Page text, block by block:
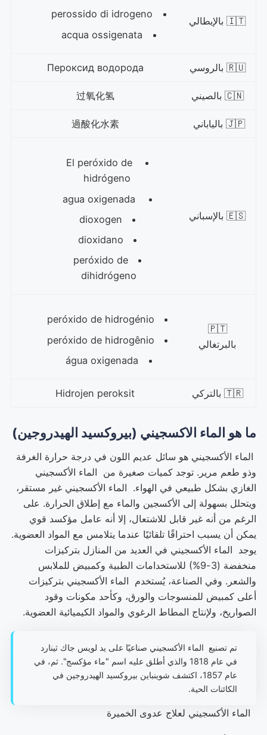
🇮🇹 بالإيطالي
perossido di idrogeno
acqua ossigenata
🇷🇺 بالروسي
🇨🇳 بالصيني 过氧化氢
🇯🇵 بالياباني 過酸化水素
🇪🇸 بالإسباني
El peróxido de
hidrógeno
dioxogen
dioxidano
peróxido de
dihidrógeno
🇵🇹
بالبرتغالي
peróxido de hidrogénio
peróxido de hidrogênio
água oxigenada
🇹🇷 بالتركي
ما هو الماء الاكسجيني (بيروكسيد الهيدروجين)
الماء الأكسجيني هو سائل عديم اللون في درجة حرارة الغرفة
وذو طعم مرير. توجد كميات صغيرة من الماء الأكسجيني
الغازي بشكل طبيعي في الهواء. الماء الأكسجيني غير مستقر،
ويتحلل بسهولة إلى الأكسجين والماء مع إطلاق الحرارة. على
الرغم من أنه غير قابل للاشتعال، إلا أنه عامل مؤكسد قوي
يمكن أن يسبب احتراقًا تلقائيًا عندما يتلامس مع المواد العضوية.
يوجد الماء الأكسجيني في العديد من المنازل بتركيزات
منخفضة (3-9%) للاستخدامات الطبية وكمبيض للملابس
والشعر. وفي الصناعة، يُستخدم الماء الأكسجيني بتركيزات
أعلى كمبيض للمنسوجات والورق، وكأحد مكونات وقود
الصواريخ، ولإنتاج المطاط الرغوي والمواد الكيميائية العضوية.
تم تصنيع الماء الأكسجيني صناعيًا على يد لويس جاك ثينارد
في عام 1818 والذي أطلق عليه اسم "ماء مؤكسج". ثم، في
عام 1857، اكتشف شوينباين بيروكسيد الهيدروجين في
الكائنات الحية.
الماء الأكسجيني لعلاج عدوى الخميرة